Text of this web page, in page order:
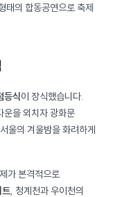
태의 합동공연으로 축제
등식이 장식했습니다.
화문
려하게
으로
트 , 청계천과 우이천의